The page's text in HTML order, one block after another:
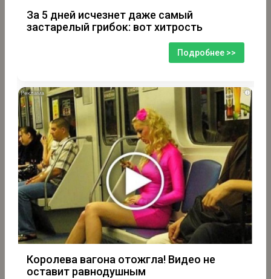
За 5 дней исчезнет даже самый
застарелый грибок: вот хитрость
Подробнее >>
i
Королева вагона отожгла! Видео не
оставит равнодушным